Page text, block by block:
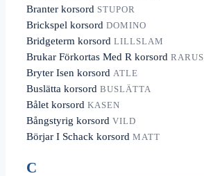
Branter korsord STUPOR
Brickspel korsord DOMINO
Bridgeterm korsord LILLSLAM
Brukar Förkortas Med R korsord RARUS
Bryter Isen korsord ATLE
Buslätta korsord BUSLÄTTA
Bålet korsord KASEN
Bångstyrig korsord VILD
Börjar I Schack korsord MATT
C